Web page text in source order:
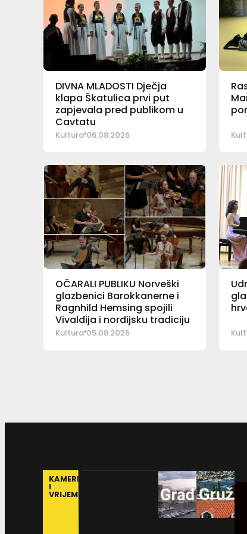
DIVNA MLADOSTI Dječja
klapa Škatulica prvi put
zapjevala pred publikom u
Cavtatu
Kultura 06.08.2026
OČARALI PUBLIKU Norveški
glazbenici Barokkanerne i
Ragnhild Hemsing spojili
Vivaldija i nordijsku tradiciju
Kultura 05.08.2026
KAMERE
I
VRIJEME